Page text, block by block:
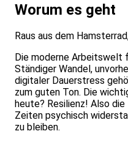
Worum es geht
Raus aus dem
Die moderne Arbeitswelt
Ständiger Wandel,
digitaler Dauerstress
zum guten Ton. Die
heute? Resilienz! Also
Zeiten psychisch
zu bleiben.